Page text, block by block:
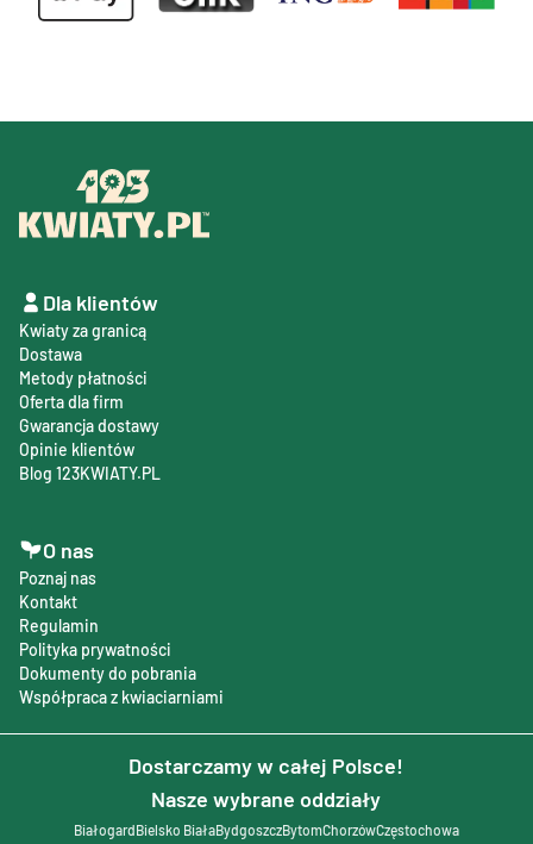
Dla klientów
Kwiaty za granicą
Dostawa
Metody płatności
Oferta dla firm
Gwarancja dostawy
Opinie klientów
Blog 123KWIATY.PL
O nas
Poznaj nas
Kontakt
Regulamin
Polityka prywatności
Dokumenty do pobrania
Współpraca z kwiaciarniami
Dostarczamy w całej Polsce!
Nasze wybrane oddziały
BiałogardBielsko BiałaBydgoszczBytomChorzówCzęstochowa